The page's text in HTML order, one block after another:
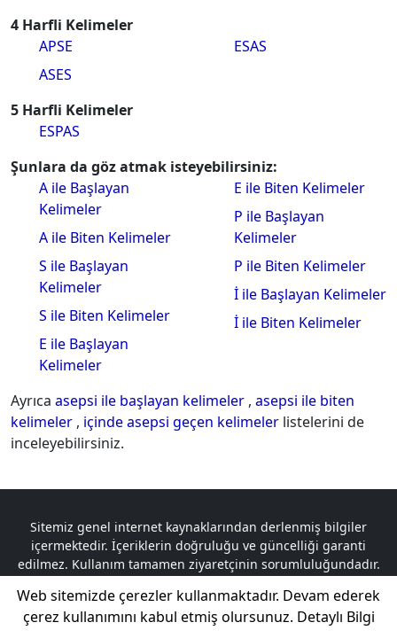
4 Harfli Kelimeler
APSE
ASES
ESAS
5 Harfli Kelimeler
ESPAS
Şunlara da göz atmak isteyebilirsiniz:
A ile Başlayan
Kelimeler
A ile Biten Kelimeler
S ile Başlayan
Kelimeler
S ile Biten Kelimeler
E ile Başlayan
Kelimeler
E ile Biten Kelimeler
P ile Başlayan
Kelimeler
P ile Biten Kelimeler
İ ile Başlayan Kelimeler
İ ile Biten Kelimeler
Ayrıca asepsi ile başlayan kelimeler , asepsi ile biten
kelimeler , içinde asepsi geçen kelimeler listelerini de
inceleyebilirsiniz.
Sitemiz genel internet kaynaklarından derlenmiş bilgiler
içermektedir. İçeriklerin doğruluğu ve güncelliği garanti
edilmez. Kullanım tamamen ziyaretçinin sorumluluğundadır.
sahiplerine aittir. Herhangi bir telif hakkı ihlali durumunda,
sorumluluk tamamen ilgili taraflara aittir.
Web sitemizde çerezler kullanmaktadır. Devam ederek
çerez kullanımını kabul etmiş olursunuz. Detaylı Bilgi